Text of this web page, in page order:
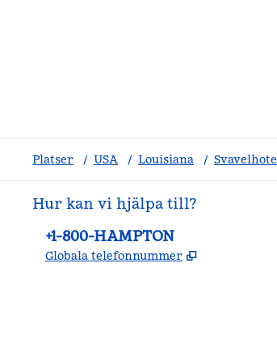
Platser / USA / Louisiana /
Hur kan vi hjälpa till?
Telefon:
+1-800-HAMPTON
Globala telefonnummer ,